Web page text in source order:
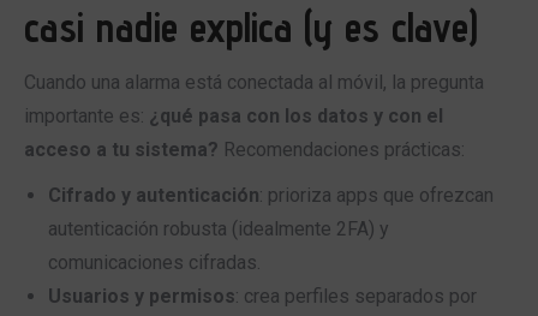
casi nadie explica (y es clave)
Cuando una alarma está conectada al móvil, la pregunta
importante es: ¿qué pasa con los datos y con el
acceso a tu sistema? Recomendaciones prácticas:
Cifrado y autenticación: prioriza apps que ofrezcan
autenticación robusta (idealmente 2FA) y
comunicaciones cifradas.
Usuarios y permisos: crea perfiles separados por